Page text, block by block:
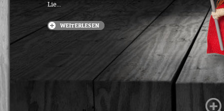
Lie...
WEITERLESEN